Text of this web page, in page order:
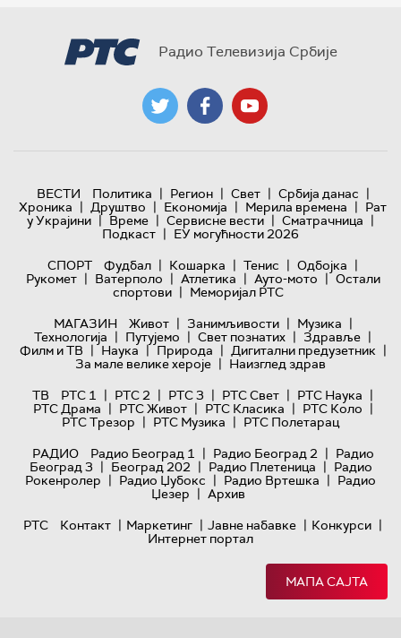
Радио Телевизија Србије
ВЕСТИ Политика | Регион | Свет | Србија данас |
Хроника | Друштво | Економија | Мерила времена | Рат
у Украјини | Време | Сервисне вести | Сматрачница |
Подкаст | ЕУ могућности 2026
СПОРТ
Фудбал | Кошарка | Тенис | Одбојка |
Рукомет | Ватерполо | Атлетика | Ауто-мото | Остали
спортови | Меморијал РТС
МАГАЗИН
Живот | Занимљивости | Музика |
Технологијa | Путујемо | Свет познатих | Здравље |
Филм и ТВ | Наука | Природа | Дигитални предузетник |
За мале велике хероје | Наизглед здрав
ТВ
РТС 1 | РТС 2 | РТС 3 | РТС Свет | РТС Наука |
РТС Драма | РТС Живот | РТС Класика | РТС Коло |
РТС Трезор | РТС Музика | РТС Полетарац
РАДИО
Радио Београд 1 | Радио Београд 2 | Радио
Београд 3 | Београд 202 | Радио Плетеница | Радио
Рокенролер | Радио Џубокс | Радио Вртешка | Радио
Џезер | Архив
РТС
Контакт | Маркетинг | Јавне набавке | Конкурси |
Интернет портал
МАПА САЈТА